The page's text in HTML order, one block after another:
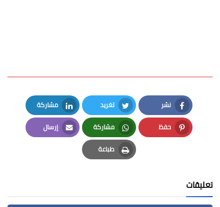
نشر
Facebook
تغريد
Twitter
مشاركة
LinkedIn
حفظ
Pinterest
مشاركة
Whatsapp
إرسال
Email
طباعة
Print
تعليقات